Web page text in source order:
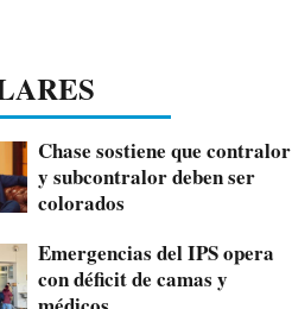
Chase sostiene que contralor
y subcontralor deben ser
colorados
Emergencias del IPS opera
con déficit de camas y